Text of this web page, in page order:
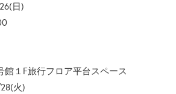
日)
館１F旅行フロア平台スペース
火)